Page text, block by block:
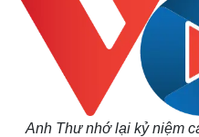
Anh Thư nhớ lại kỷ niệm